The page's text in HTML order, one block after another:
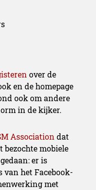
over de
en de homepage
ook om andere
in de kijker.
Association dat
bezochte mobiele
er is
het Facebook-
met